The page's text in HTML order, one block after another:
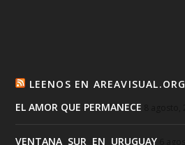
LEENOS EN AREAVISUAL.ORG
EL AMOR QUE PERMANECE
VENTANA SUR EN URUGUAY